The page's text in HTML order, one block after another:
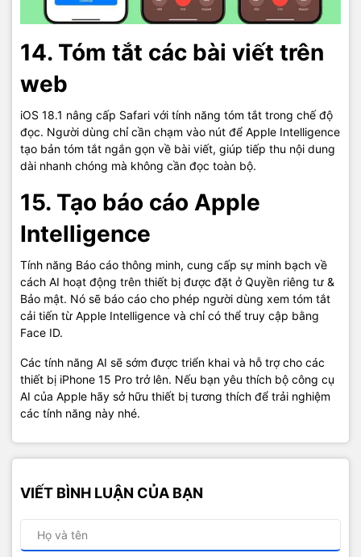
14. Tóm tắt các bài viết trên
web
iOS 18.1 nâng cấp Safari với tính năng tóm tắt trong chế độ
đọc. Người dùng chỉ cần chạm vào nút để Apple Intelligence
tạo bản tóm tắt ngắn gọn về bài viết, giúp tiếp thu nội dung
dài nhanh chóng mà không cần đọc toàn bộ.
15. Tạo báo cáo Apple
Intelligence
Tính năng Báo cáo thông minh, cung cấp sự minh bạch về
cách AI hoạt động trên thiết bị được đặt ở Quyền riêng tư &
Bảo mật. Nó sẽ báo cáo cho phép người dùng xem tóm tắt
cải tiến từ Apple Intelligence và chỉ có thể truy cập bằng
Face ID.
Các tính năng AI sẽ sớm được triển khai và hỗ trợ cho các
thiết bị iPhone 15 Pro trở lên. Nếu bạn yêu thích bộ công cụ
AI của Apple hãy sở hữu thiết bị tương thích để trải nghiệm
các tính năng này nhé.
VIẾT BÌNH LUẬN CỦA BẠN